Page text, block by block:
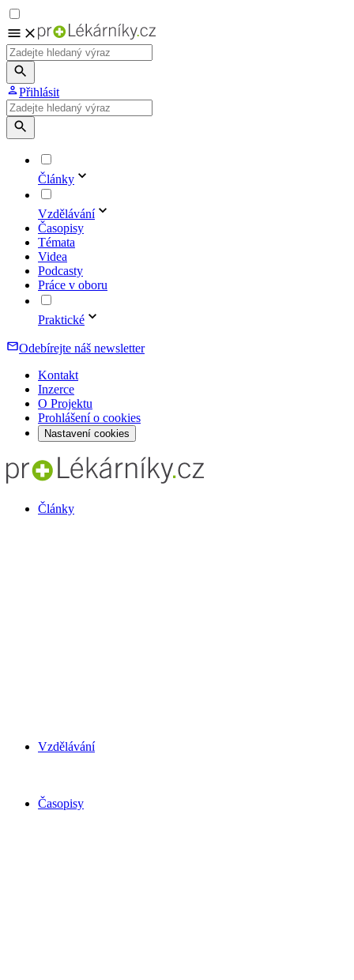
Přihlásit
Články
Vzdělávání
Časopisy
Témata
Videa
Podcasty
Práce v oboru
Praktické
Odebírejte náš newsletter
Kontakt
Inzerce
O Projektu
Prohlášení o cookies
Nastavení cookies
Články
Vzdělávání
Časopisy